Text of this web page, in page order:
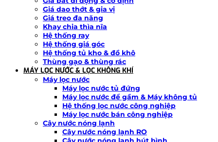
Giá dao thớt & gia vị
Giá treo đa năng
Khay chia thìa nĩa
Hệ thống ray
Hệ thống giá góc
Hệ thống tủ kho & đồ khô
Thùng gạo & thùng rác
MÁY LỌC NƯỚC & LỌC KHÔNG KHÍ
Máy lọc nước
Máy lọc nước tủ đứng
Máy lọc nước để gầm & Máy không tủ
Hệ thống lọc nước công nghiệp
Máy lọc nước bán công nghiệp
Cây nước nóng lạnh
Cây nước nóng lạnh RO